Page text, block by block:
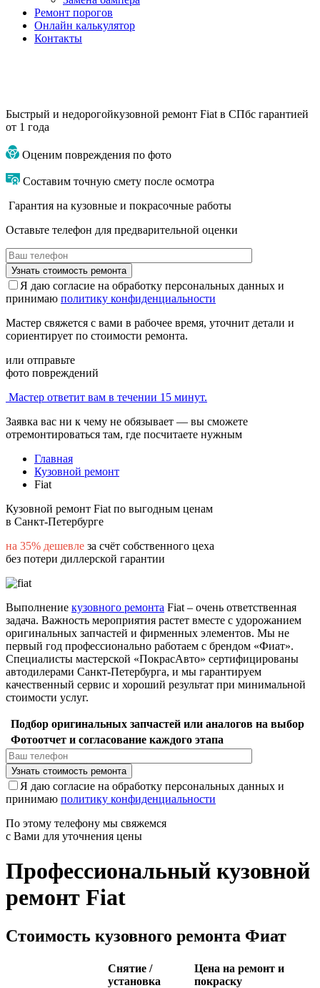
Ремонт порогов
Онлайн калькулятор
Контакты
Быстрый и недорогойкузовной ремонт Fiat в СПбс гарантией
от 1 года
Оценим повреждения по фото
Составим точную смету после осмотра
Гарантия на кузовные и покрасочные работы
Оставьте телефон для предварительной оценки
Я даю согласие на обработку персональных данных и
принимаю политику конфиденциальности
Мастер свяжется с вами в рабочее время, уточнит детали и
сориентирует по стоимости ремонта.
или отправьте
фото повреждений
Мастер ответит вам в течении 15 минут.
Заявка вас ни к чему не обязывает — вы сможете
отремонтироваться там, где посчитаете нужным
Главная
Кузовной ремонт
Fiat
Кузовной ремонт Fiat по выгодным ценам
в Санкт-Петербурге
на 35% дешевле за счёт собственного цеха
без потери диллерской гарантии
Выполнение кузовного ремонта Fiat – очень ответственная
задача. Важность мероприятия растет вместе с удорожанием
оригинальных запчастей и фирменных элементов. Мы не
первый год профессионально работаем с брендом «Фиат».
Специалисты мастерской «ПокрасАвто» сертифицированы
автодилерами Санкт-Петербурга, и мы гарантируем
качественный сервис и хороший результат при минимальной
стоимости услуг.
Подбор оригинальных запчастей или аналогов на выбор
Фотоотчет и согласование каждого этапа
Я даю согласие на обработку персональных данных и
принимаю политику конфиденциальности
По этому телефону мы свяжемся
с Вами для уточнения цены
Профессиональный кузовной
ремонт Fiat
Стоимость кузовного ремонта Фиат
Снятие /
установка
Цена на ремонт и
покраску